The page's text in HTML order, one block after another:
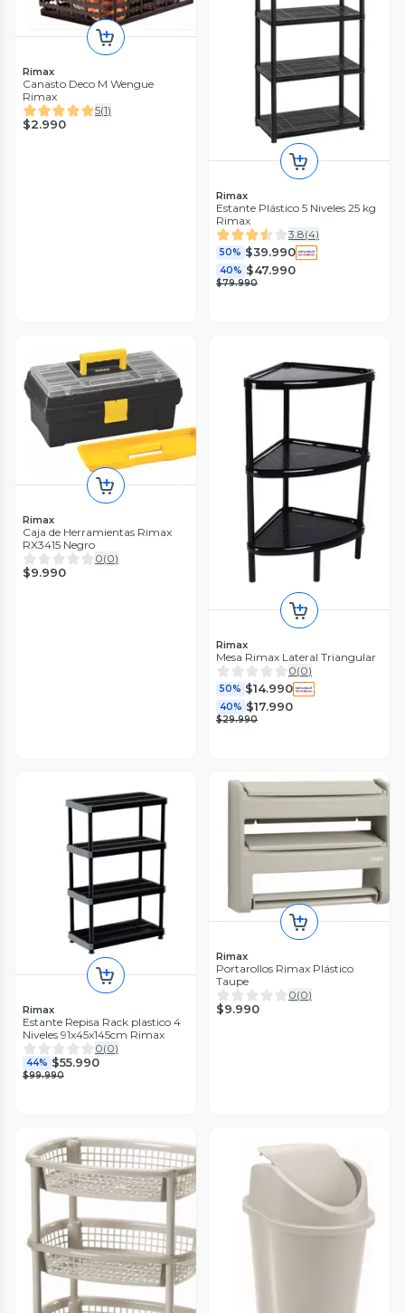
Rimax
Canasto Deco M Wengue
Rimax
5(1)
$2.990
Rimax
Estante Plástico 5 Niveles 25 kg
Rimax
3.8(4)
50% $39.990
40% $47.990
$79.990
Rimax
Caja de Herramientas Rimax
RX3415 Negro
0(0)
$9.990
Rimax
Mesa Rimax Lateral Triangular
0(0)
50% $14.990
40% $17.990
$29.990
Rimax
Estante Repisa Rack plastico 4
Niveles 91x45x145cm Rimax
0(0)
44% $55.990
$99.990
Rimax
Portarollos Rimax Plástico
Taupe
0(0)
$9.990